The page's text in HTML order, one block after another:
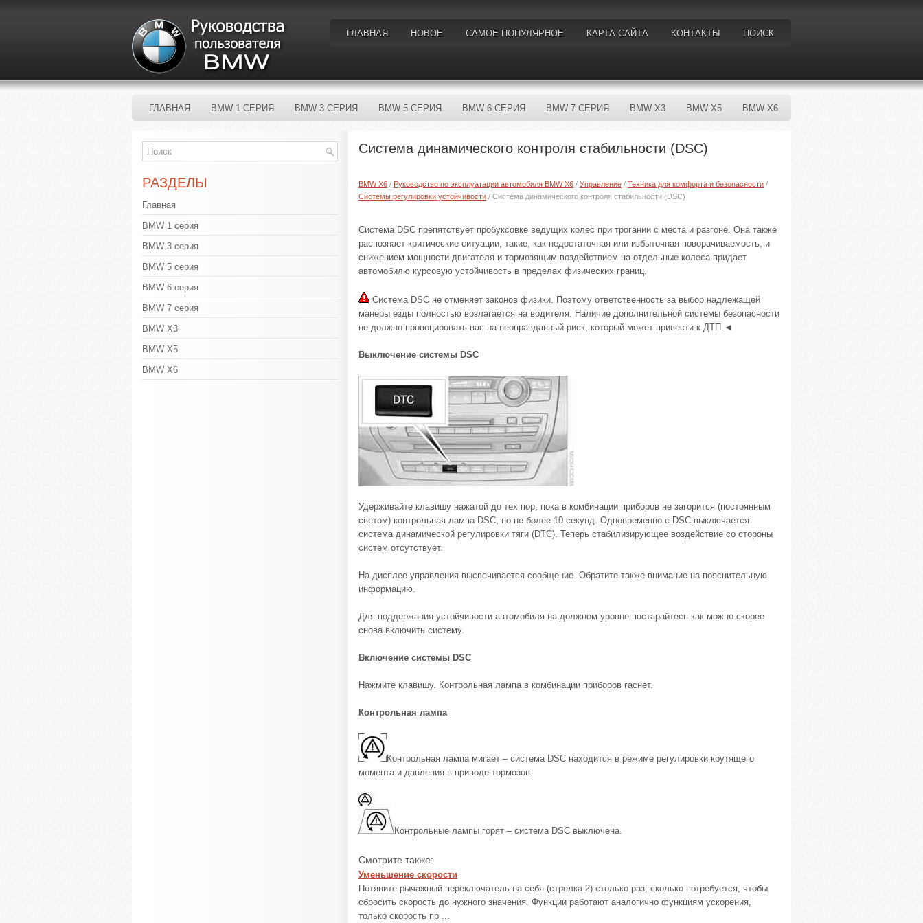
ГЛАВНАЯ НОВОЕ САМОЕ ПОПУЛЯРНОЕ КАРТА САЙТА КОНТАКТЫ ПОИСК
ГЛАВНАЯ BMW 1 СЕРИЯ BMW 3 СЕРИЯ BMW 5 СЕРИЯ BMW 6 СЕРИЯ BMW 7 СЕРИЯ BMW X3 BMW X5 BMW X6
Система динамического контроля стабильности (DSC)
BMW X6 / Руководство по эксплуатации автомобиля BMW X6 / Управление / Техника для комфорта и безопасности /
Системы регулировки устойчивости / Система динамического контроля стабильности (DSC)
Система DSC препятствует пробуксовке ведущих колес при трогании с места и разгоне. Она также
распознает критические ситуации, такие, как недостаточная или избыточная поворачиваемость, и
снижением мощности двигателя и тормозящим воздействием на отдельные колеса придает
автомобилю курсовую устойчивость в пределах физических границ.
Система DSC не отменяет законов физики. Поэтому ответственность за выбор надлежащей
манеры езды полностью возлагается на водителя. Наличие дополнительной системы безопасности
не должно провоцировать вас на неоправданный риск, который может привести к ДТП.◄
Выключение системы DSC
Удерживайте клавишу нажатой до тех пор, пока в комбинации приборов не загорится (постоянным
светом) контрольная лампа DSC, но не более 10 секунд. Одновременно с DSC выключается
система динамической регулировки тяги (DTC). Теперь стабилизирующее воздействие со стороны
систем отсутствует.
На дисплее управления высвечивается сообщение. Обратите также внимание на пояснительную
информацию.
Для поддержания устойчивости автомобиля на должном уровне постарайтесь как можно скорее
снова включить систему.
Включение системы DSC
Нажмите клавишу. Контрольная лампа в комбинации приборов гаснет.
Контрольная лампа
Контрольная лампа мигает – система DSC находится в режиме регулировки крутящего
момента и давления в приводе тормозов.
Контрольные лампы горят – система DSC выключена.
Смотрите также:
Уменьшение скорости
Потяните рычажный переключатель на себя (стрелка 2) столько раз, сколько потребуется, чтобы
сбросить скорость до нужного значения. Функции работают аналогично функциям ускорения,
только скорость пр ...
РАЗДЕЛЫ
Главная
BMW 1 серия
BMW 3 серия
BMW 5 серия
BMW 6 серия
BMW 7 серия
BMW X3
BMW X5
BMW X6